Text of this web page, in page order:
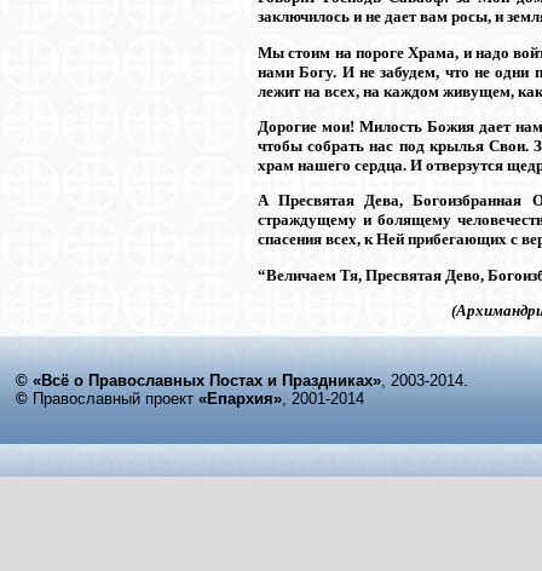
заключилось и не дает вам росы, и
Мы стоим на пороге Храма, и надо
нами Богу. И не забудем, что не одни
лежит на всех, на каждом живущем,
Дорогие мои! Милость Божия дает
чтобы собрать нас под крылья Свои.
храм нашего сердца. И отверзутся
А Пресвятая Дева, Богоизбранная
страждущему и болящему
спасения всех, к Ней прибегающих с
“Величаем Тя, Пресвятая Дево,
© «Всё о Православных Постах и Праздниках», 2003-2014.
© Православный проект «Епархия», 2001-2014